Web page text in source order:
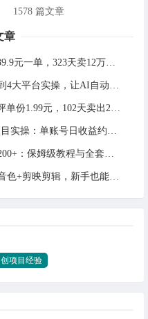
1578 篇文章
章
创项目经验